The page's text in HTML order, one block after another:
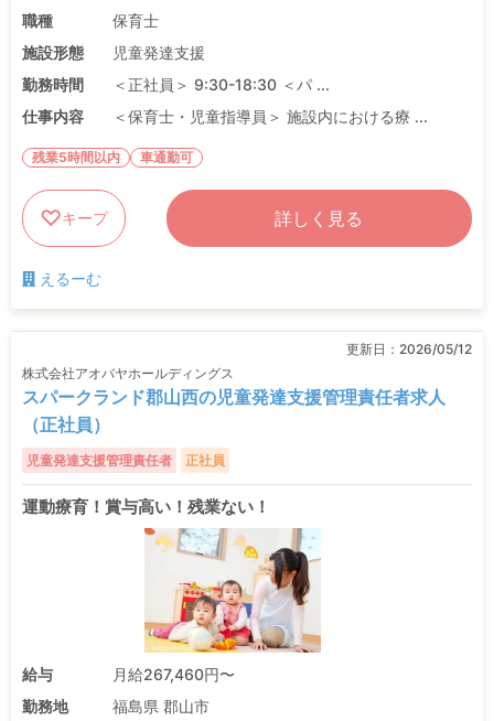
職種
保育士
施設形態
児童発達支援
勤務時間
＜正社員＞ 9:30-18:30 ＜パ ...
仕事内容
＜保育士・児童指導員＞ 施設内における療 ...
残業5時間以内 車通勤可
キープ 詳しく見る
えるーむ
更新日： 2026/05/12
株式会社アオバヤホールディングス
スパークランド郡山西の児童発達支援管理責任者求人
（正社員）
児童発達支援管理責任者 正社員
運動療育！賞与高い！残業ない！
給与
月給267,460円〜
勤務地
福島県 郡山市